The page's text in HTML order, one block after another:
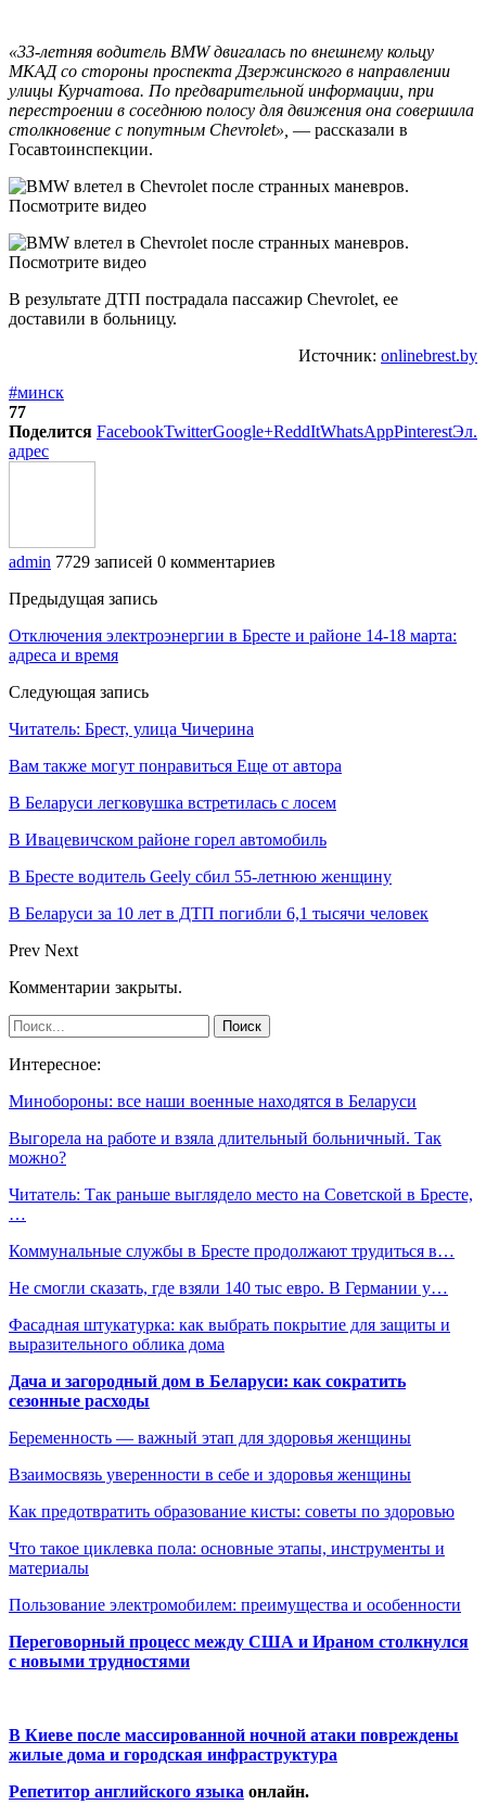
«33-летняя водитель BMW двигалась по внешнему кольцу
МКАД со стороны проспекта Дзержинского в направлении
улицы Курчатова. По предварительной информации, при
перестроении в соседнюю полосу для движения она совершила
столкновение с попутным Chevrolet», — рассказали в
Госавтоинспекции.
В результате ДТП пострадала пассажир Chevrolet, ее
доставили в больницу.
Источник: onlinebrest.by
#минск
77
Поделится FacebookTwitterGoogle+ReddItWhatsAppPinterestЭл.
адрес
admin 7729 записей 0 комментариев
Предыдущая запись
Отключения электроэнергии в Бресте и районе 14-18 марта:
адреса и время
Следующая запись
Читатель: Брест, улица Чичерина
Вам также могут понравиться Еще от автора
В Беларуси легковушка встретилась с лосем
В Ивацевичском районе горел автомобиль
В Бресте водитель Geely сбил 55-летнюю женщину
В Беларуси за 10 лет в ДТП погибли 6,1 тысячи человек
Prev Next
Комментарии закрыты.
Интересное:
Минобороны: все наши военные находятся в Беларуси
Выгорела на работе и взяла длительный больничный. Так
можно?
Читатель: Так раньше выглядело место на Советской в Бресте,
…
Коммунальные службы в Бресте продолжают трудиться в…
Не смогли сказать, где взяли 140 тыс евро. В Германии у…
Фасадная штукатурка: как выбрать покрытие для защиты и
выразительного облика дома
Дача и загородный дом в Беларуси: как сократить
сезонные расходы
Беременность — важный этап для здоровья женщины
Взаимосвязь уверенности в себе и здоровья женщины
Как предотвратить образование кисты: советы по здоровью
Что такое циклевка пола: основные этапы, инструменты и
материалы
Пользование электромобилем: преимущества и особенности
Переговорный процесс между США и Ираном столкнулся
с новыми трудностями
В Киеве после массированной ночной атаки повреждены
жилые дома и городская инфраструктура
Репетитор английского языка онлайн.